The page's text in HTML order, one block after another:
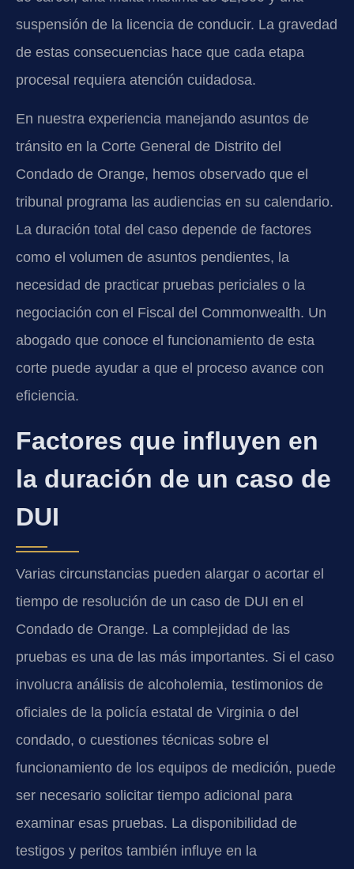
suspensión de la licencia de conducir. La gravedad
de estas consecuencias hace que cada etapa
procesal requiera atención cuidadosa.
En nuestra experiencia manejando asuntos de
tránsito en la Corte General de Distrito del
Condado de Orange, hemos observado que el
tribunal programa las audiencias en su calendario.
La duración total del caso depende de factores
como el volumen de asuntos pendientes, la
necesidad de practicar pruebas periciales o la
negociación con el Fiscal del Commonwealth. Un
abogado que conoce el funcionamiento de esta
corte puede ayudar a que el proceso avance con
eficiencia.
Factores que influyen en
la duración de un caso de
DUI
Varias circunstancias pueden alargar o acortar el
tiempo de resolución de un caso de DUI en el
Condado de Orange. La complejidad de las
pruebas es una de las más importantes. Si el caso
involucra análisis de alcoholemia, testimonios de
oficiales de la policía estatal de Virginia o del
condado, o cuestiones técnicas sobre el
funcionamiento de los equipos de medición, puede
ser necesario solicitar tiempo adicional para
examinar esas pruebas. La disponibilidad de
testigos y peritos también influye en la